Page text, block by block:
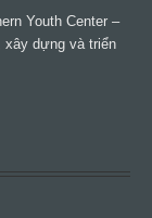
Youth Center –
dựng và triển